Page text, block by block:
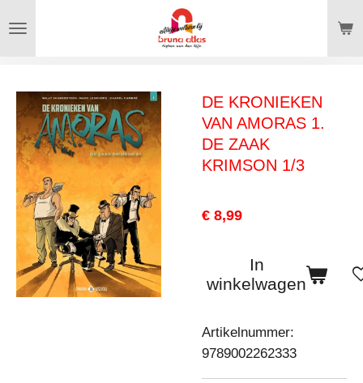
direct
hoofdinhoud
DE KRONIEKEN
VAN AMORAS 1.
DE ZAAK
KRIMSON 1/3
€ 8,99
In
winkelwagen
Artikelnummer:
9789002262333